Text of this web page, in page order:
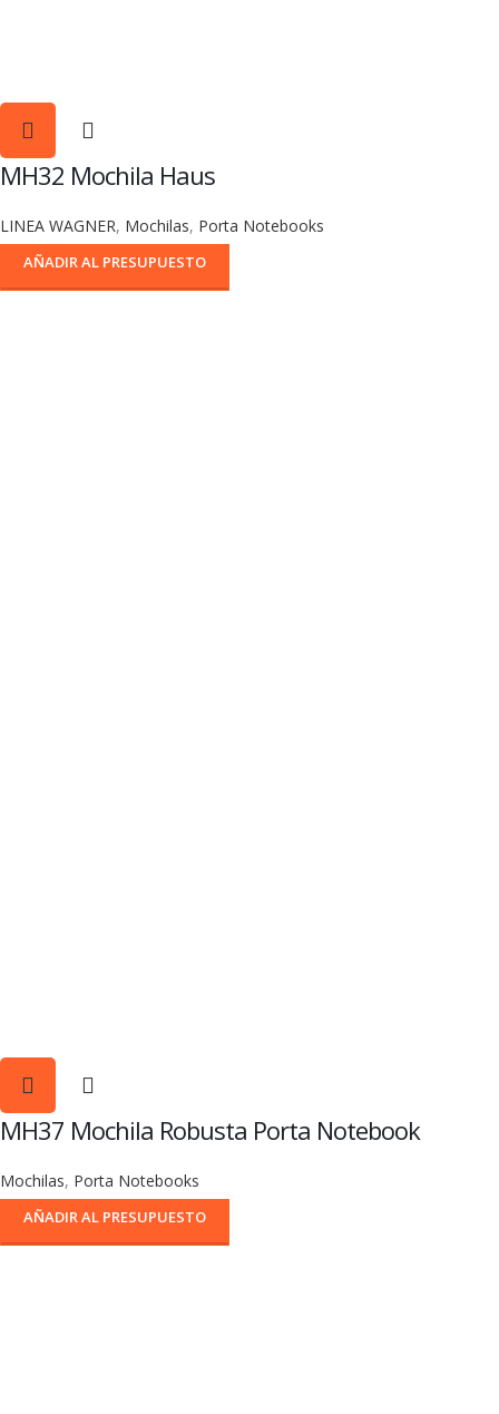
MH32 Mochila Haus
LINEA WAGNER, Mochilas, Porta Notebooks
AÑADIR AL PRESUPUESTO
MH37 Mochila Robusta Porta Notebook
Mochilas, Porta Notebooks
AÑADIR AL PRESUPUESTO